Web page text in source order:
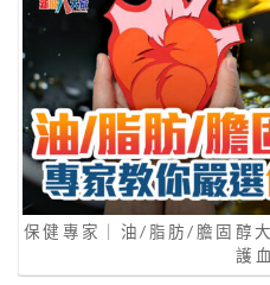
保健專家｜油/脂肪/膽固醇
護